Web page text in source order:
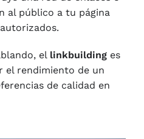
al público a tu página
el linkbuilding es
el rendimiento de un
de calidad en